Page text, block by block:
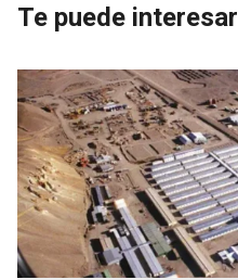
Te puede interesar